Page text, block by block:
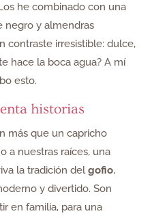
he combinado con una
negro y almendras
contraste irresistible: dulce,
hace la boca agua? A mí
esto.
historias
más que un capricho
a nuestras raíces, una
la tradición delgofio,
y divertido. Son
en familia, para una